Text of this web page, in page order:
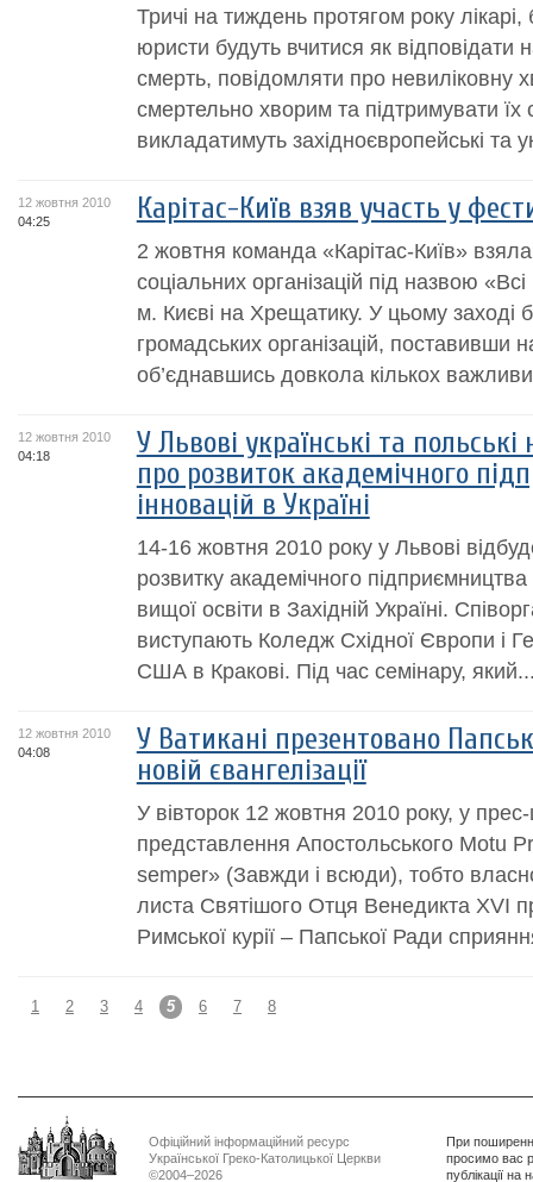
Тричі на тиждень протягом року
юристи будуть вчитися як відповідати
смерть, повідомляти про невиліковну
смертельно хворим та підтримувати їх
викладатимуть західноєвропейські та
12 жовтня 2010
04:25
Карітас-Київ взяв участь у
2 жовтня команда «Карітас-Київ»
соціальних організацій під назвою
м. Києві на Хрещатику. У цьому заході
громадських організацій,
об’єднавшись довкола кількох
12 жовтня 2010
04:18
У Львові українські та
про розвиток академічного
інновацій в Україні
14-16 жовтня 2010 року у Львові
розвитку академічного підприємництва
вищої освіти в Західній Україні.
виступають Коледж Східної Європи і
США в Кракові. Під час семінару,
12 жовтня 2010
04:08
У Ватикані презентовано
новій євангелізації
У вівторок 12 жовтня 2010 року, у
представлення Апостольського Motu
semper» (Завжди і всюди), тобто
листа Святішого Отця Венедикта ХVІ
Римської курії – Папської Ради
1 2 3 4 5 6 7 8
Офіційний інформаційний ресурс
Української Греко-Католицької Церкви
©2004–2026
При
просимо вас
публікації на